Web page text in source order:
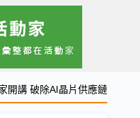
開講 破除AI晶片供應鏈